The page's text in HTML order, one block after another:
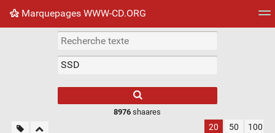
Marquepages WWW-CD.ORG
Nuage de tags Mur d'images
8976 shaares
20 50 100